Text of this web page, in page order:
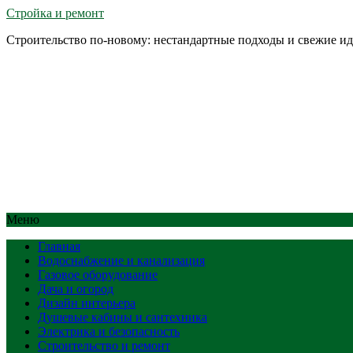
Стройка и ремонт
Строительство по-новому: нестандартные подходы и свежие
Меню
Главная
Водоснабжение и канализация
Газовое оборудование
Дача и огород
Дизайн интерьера
Душевые кабины и сантехника
Электрика и безопасность
Строительство и ремонт